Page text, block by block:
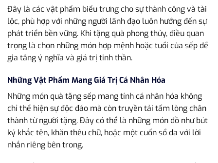
Đây là các vật phẩm biểu trưng cho sự thành công và tài
lộc, phù hợp với những người lãnh đạo luôn hướng đến sự
phát triển bền vững. Khi tặng quà phong thủy, điều quan
trọng là chọn những món hợp mệnh hoặc tuổi của sếp để
gia tăng ý nghĩa và giá trị tinh thần.
Những Vật Phẩm Mang Giá Trị Cá Nhân Hóa
Những món quà tặng sếp mang tính cá nhân hóa không
chỉ thể hiện sự độc đáo mà còn truyền tải tấm lòng chân
thành từ người tặng. Đây có thể là những món đồ như bút
ký khắc tên, khăn thêu chữ, hoặc một cuốn sổ da với lời
nhắn riêng bên trong.